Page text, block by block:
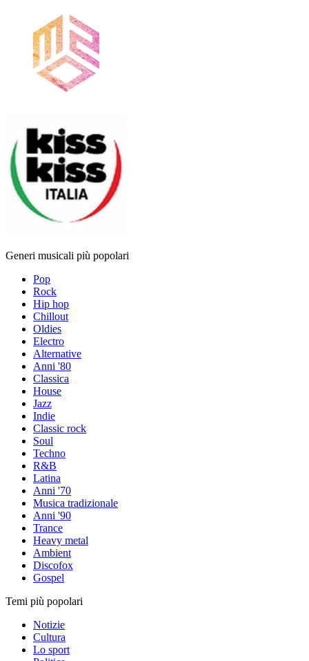
Generi musicali più popolari
Pop
Rock
Hip hop
Chillout
Oldies
Electro
Alternative
Anni '80
Classica
House
Jazz
Indie
Classic rock
Soul
Techno
R&B
Latina
Anni '70
Musica tradizionale
Anni '90
Trance
Heavy metal
Ambient
Discofox
Gospel
Temi più popolari
Notizie
Cultura
Lo sport